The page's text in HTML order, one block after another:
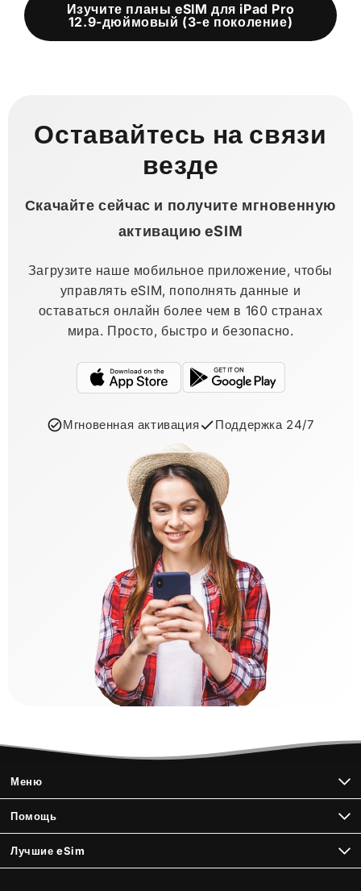
Изучите планы eSIM для iPad Pro
12.9-дюймовый (3-е поколение)
Оставайтесь на связи
везде
Скачайте сейчас и получите мгновенную
активацию eSIM
Загрузите наше мобильное приложение, чтобы
управлять eSIM, пополнять данные и
оставаться онлайн более чем в 160 странах
мира. Просто, быстро и безопасно.
Мгновенная активация Поддержка 24/7
Меню
Помощь
Лучшие eSim